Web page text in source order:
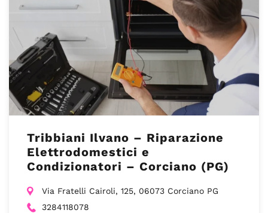
Tribbiani Ilvano – Riparazione
Elettrodomestici e
Condizionatori – Corciano (PG)
Via Fratelli Cairoli, 125, 06073 Corciano PG
3284118078